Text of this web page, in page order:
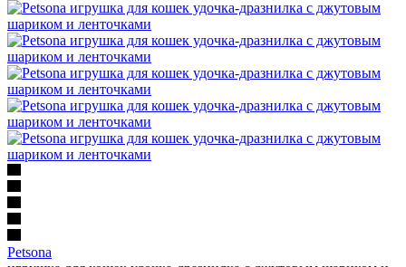
Petsona